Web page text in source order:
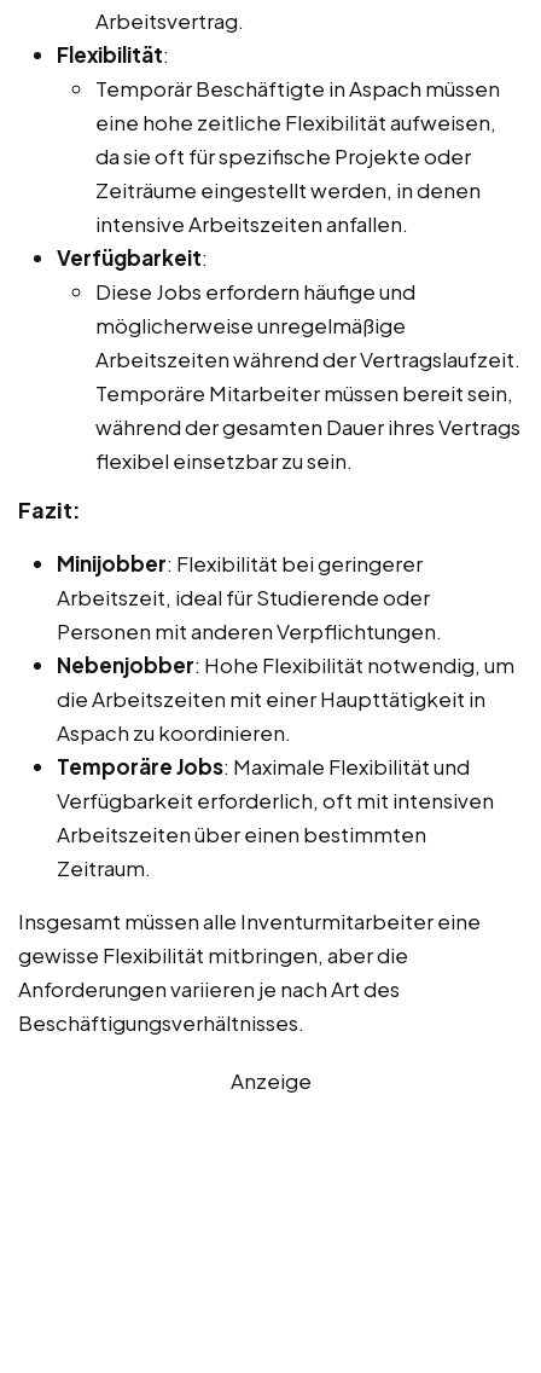
Arbeitsvertrag.
Flexibilität:
Temporär Beschäftigte in Aspach müssen
eine hohe zeitliche Flexibilität aufweisen,
da sie oft für spezifische Projekte oder
Zeiträume eingestellt werden, in denen
intensive Arbeitszeiten anfallen.
Verfügbarkeit:
Diese Jobs erfordern häufige und
möglicherweise unregelmäßige
Arbeitszeiten während der Vertragslaufzeit.
Temporäre Mitarbeiter müssen bereit sein,
während der gesamten Dauer ihres Vertrags
flexibel einsetzbar zu sein.
Fazit:
Minijobber: Flexibilität bei geringerer
Arbeitszeit, ideal für Studierende oder
Personen mit anderen Verpflichtungen.
Nebenjobber: Hohe Flexibilität notwendig, um
die Arbeitszeiten mit einer Haupttätigkeit in
Aspach zu koordinieren.
Temporäre Jobs: Maximale Flexibilität und
Verfügbarkeit erforderlich, oft mit intensiven
Arbeitszeiten über einen bestimmten
Zeitraum.
Insgesamt müssen alle Inventurmitarbeiter eine
gewisse Flexibilität mitbringen, aber die
Anforderungen variieren je nach Art des
Beschäftigungsverhältnisses.
Anzeige